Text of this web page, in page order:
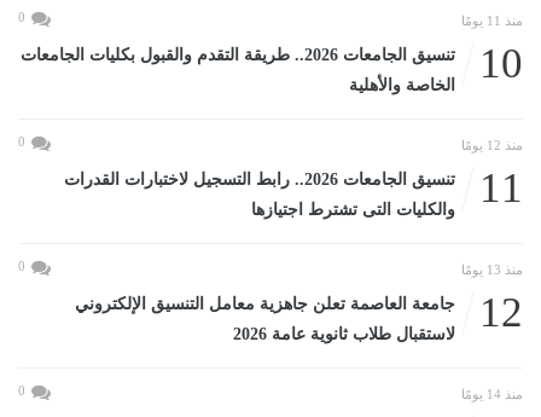
منذ 11 يومًا 0
10
تنسيق الجامعات 2026.. طريقة التقدم والقبول بكليات الجامعات
الخاصة والأهلية
منذ 12 يومًا 0
11
تنسيق الجامعات 2026.. رابط التسجيل لاختبارات القدرات
والكليات التى تشترط اجتيازها
منذ 13 يومًا 0
12
جامعة العاصمة تعلن جاهزية معامل التنسيق الإلكتروني
لاستقبال طلاب ثانوية عامة 2026
منذ 14 يومًا 0